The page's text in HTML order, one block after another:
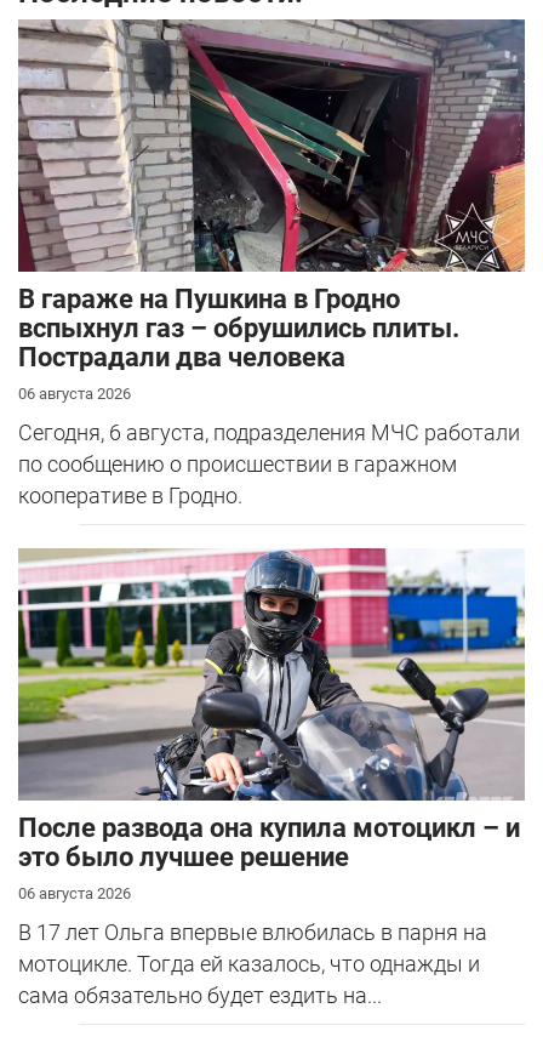
В гараже на Пушкина в Гродно
вспыхнул газ – обрушились плиты.
Пострадали два человека
06 августа 2026
Сегодня, 6 августа, подразделения МЧС работали
по сообщению о происшествии в гаражном
кооперативе в Гродно.
После развода она купила мотоцикл – и
это было лучшее решение
06 августа 2026
В 17 лет Ольга впервые влюбилась в парня на
мотоцикле. Тогда ей казалось, что однажды и
сама обязательно будет ездить на...